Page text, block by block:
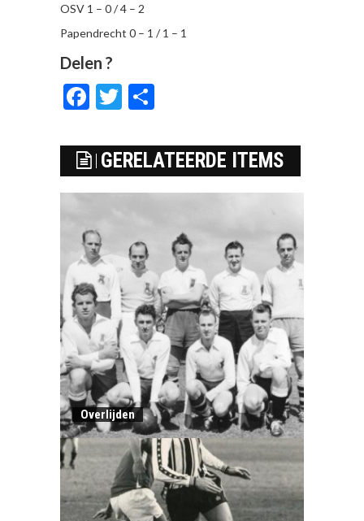
OSV 1 – 0 / 4 – 2
Papendrecht 0 – 1 / 1 – 1
Delen ?
Facebook
Twitter
GERELATEERDE ITEMS
Overlijden